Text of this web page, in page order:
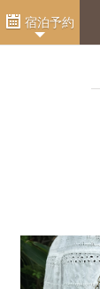
宿泊予約